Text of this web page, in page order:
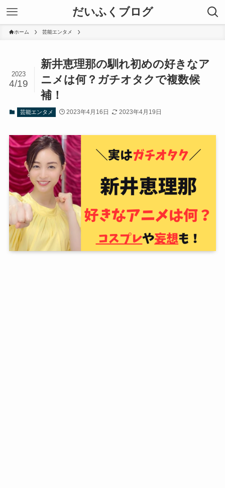
だいふくブログ
ホーム 芸能エンタメ
新井恵理那の馴れ初めの好きなア
ニメは何？ガチオタクで複数候
補！
2023
4/19
芸能エンタメ 2023年4月16日 2023年4月19日